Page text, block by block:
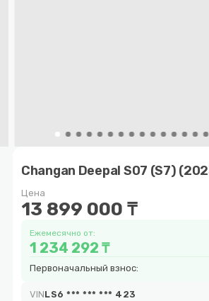
Changan Deepal S07 (S7)
Цена
13 899 000 ₸
Ежемесячно от:
1 234 292 ₸
Первоначальный взнос:
VINLS6 *** *** *** 423